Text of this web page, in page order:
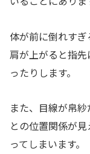
体が前に倒れすぎ
肩が上がると指
ったりします。
また、目線が帛
との位置関係が
ってしまいます。